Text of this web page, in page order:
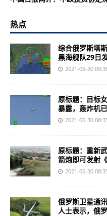
热点
综合俄罗斯塔
黑海舰队29日
2021-06-30
原标题：目标
暴露，轰炸机
2021-06-30
原标题：重新
箭炮即可发射
2021-06-30
俄罗斯卫星通
人士表示，俄